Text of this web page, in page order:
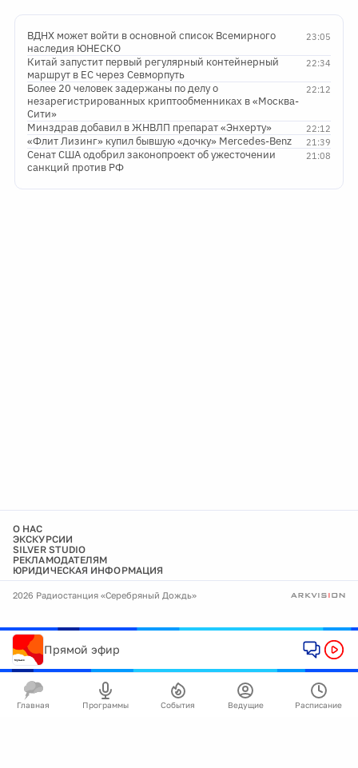
23:05
ВДНХ может войти в основной список Всемирного
наследия ЮНЕСКО
22:34
Китай запустит первый регулярный контейнерный
маршрут в ЕС через Севморпуть
22:12
Более 20 человек задержаны по делу о
незарегистрированных криптообменниках в «Москва-
Сити»
22:12
Минздрав добавил в ЖНВЛП препарат «Энхерту»
21:39
«Флит Лизинг» купил бывшую «дочку» Mercedes-Benz
21:08
Сенат США одобрил законопроект об ужесточении
санкций против РФ
О НАС
ЭКСКУРСИИ
SILVER STUDIO
РЕКЛАМОДАТЕЛЯМ
ЮРИДИЧЕСКАЯ ИНФОРМАЦИЯ
2026 Радиостанция «Серебряный Дождь»
Прямой эфир
Главная Программы События Ведущие Расписание